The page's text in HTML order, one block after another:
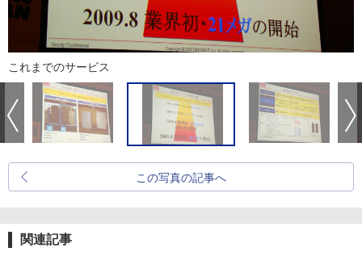
これまでのサービス
この写真の記事へ
関連記事